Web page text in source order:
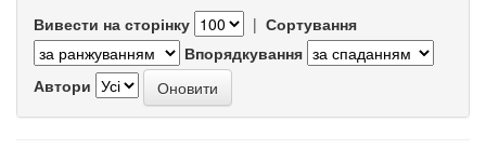
Вивести на сторінку | Сортування
Впорядкування
Автори